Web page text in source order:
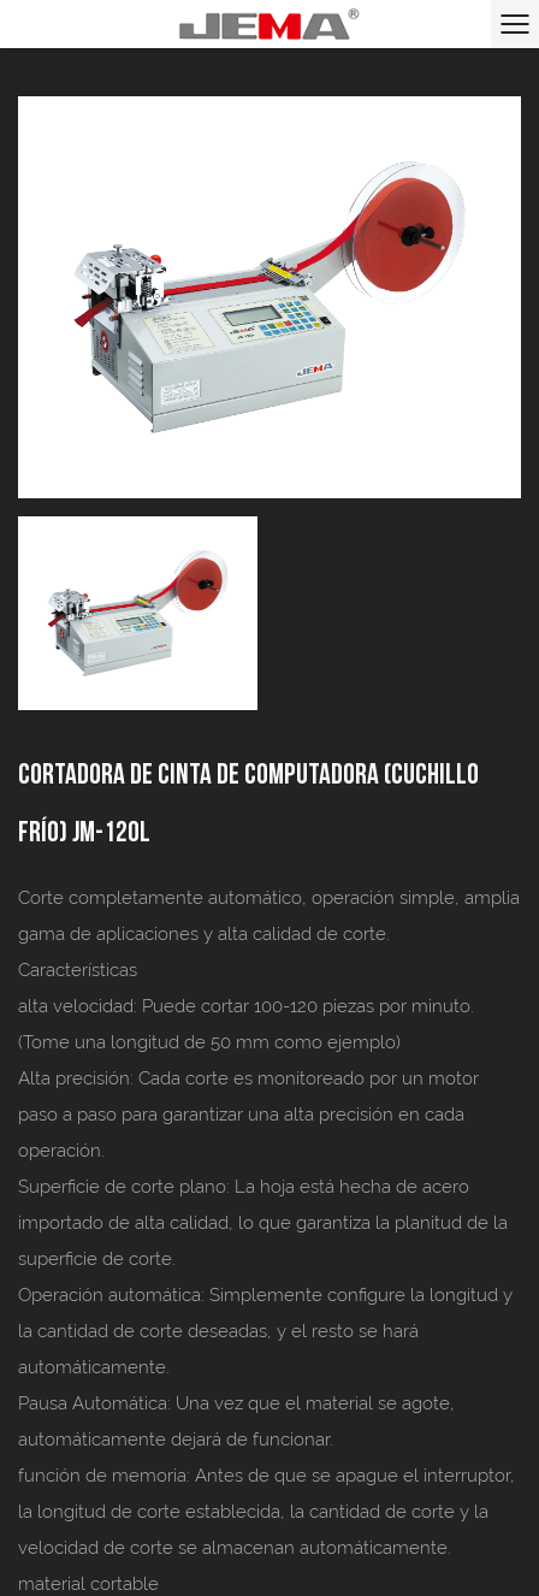
Cortadora de cinta de computadora (cuchillo
frío) JM-120L
Corte completamente automático, operación simple, amplia
gama de aplicaciones y alta calidad de corte.
Características
alta velocidad: Puede cortar 100-120 piezas por minuto.
(Tome una longitud de 50 mm como ejemplo)
Alta precisión: Cada corte es monitoreado por un motor
paso a paso para garantizar una alta precisión en cada
operación.
Superficie de corte plano: La hoja está hecha de acero
importado de alta calidad, lo que garantiza la planitud de la
superficie de corte.
Operación automática: Simplemente configure la longitud y
la cantidad de corte deseadas, y el resto se hará
automáticamente.
Pausa Automática: Una vez que el material se agote,
automáticamente dejará de funcionar.
función de memoria: Antes de que se apague el interruptor,
la longitud de corte establecida, la cantidad de corte y la
velocidad de corte se almacenan automáticamente.
material cortable